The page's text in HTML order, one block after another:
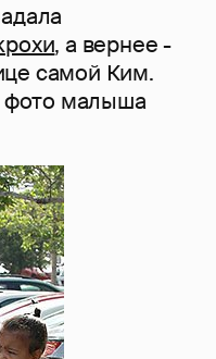
, а вернее -
самой Ким.
фото малыша